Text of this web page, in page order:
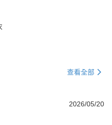
查看全部
2026/05/20